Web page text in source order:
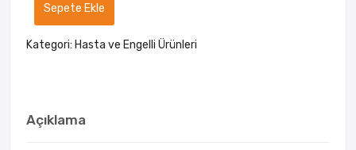
Sepete Ekle
Kategori: Hasta ve Engelli Ürünleri
Açıklama